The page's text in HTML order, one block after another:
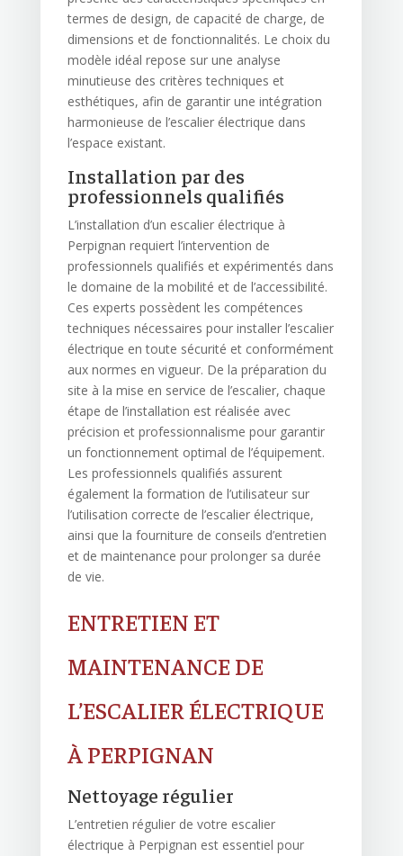
termes de design, de capacité de charge, de
dimensions et de fonctionnalités. Le choix du
modèle idéal repose sur une analyse
minutieuse des critères techniques et
esthétiques, afin de garantir une intégration
harmonieuse de l’escalier électrique dans
l’espace existant.
Installation par des
professionnels qualifiés
L’installation d’un escalier électrique à
Perpignan requiert l’intervention de
professionnels qualifiés et expérimentés dans
le domaine de la mobilité et de l’accessibilité.
Ces experts possèdent les compétences
techniques nécessaires pour installer l’escalier
électrique en toute sécurité et conformément
aux normes en vigueur. De la préparation du
site à la mise en service de l’escalier, chaque
étape de l’installation est réalisée avec
précision et professionnalisme pour garantir
un fonctionnement optimal de l’équipement.
Les professionnels qualifiés assurent
également la formation de l’utilisateur sur
l’utilisation correcte de l’escalier électrique,
ainsi que la fourniture de conseils d’entretien
et de maintenance pour prolonger sa durée
de vie.
ENTRETIEN ET
MAINTENANCE DE
L’ESCALIER ÉLECTRIQUE
À PERPIGNAN
Nettoyage régulier
L’entretien régulier de votre escalier
électrique à Perpignan est essentiel pour